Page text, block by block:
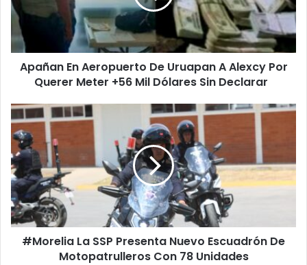
A
Alexcy
Por
Querer
Meter
Dólares
Sin
Declarar
Apañan En Aeropuerto De Uruapan A Alexcy Por
Querer Meter +56 Mil Dólares Sin Declarar
#Morelia
La
SSP
Presenta
Nuevo
Escuadrón
De
Motopatrulleros
Con
#Morelia La SSP Presenta Nuevo Escuadrón De
Motopatrulleros Con 78 Unidades